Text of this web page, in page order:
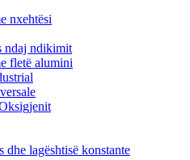
nxehtësi
ndaj ndikimit
fletë alumini
dhe lagështisë konstante